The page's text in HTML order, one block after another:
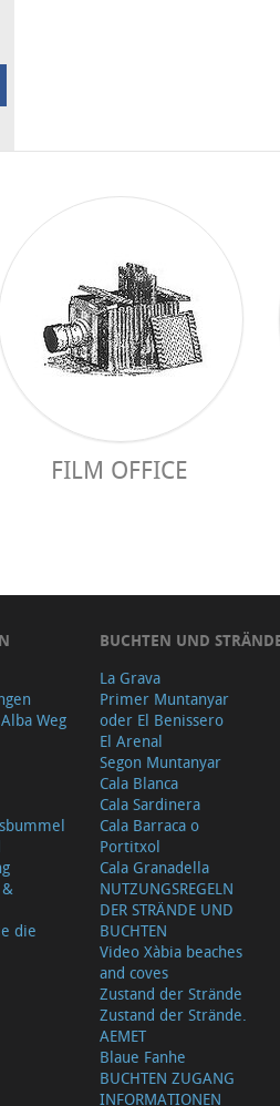
FILM OFFICE
Weg
die
BUCHTEN UND
La Grava
Primer Muntanyar
oder El Benissero
El Arenal
Segon Muntanyar
Cala Blanca
Cala Sardinera
Cala Barraca o
Portitxol
Cala Granadella
NUTZUNGSREGELN
DER STRÄNDE UND
BUCHTEN
Video Xàbia beaches
and coves
Zustand der Strände
Zustand der Strände.
AEMET
Blaue Fanhe
BUCHTEN ZUGANG
INFORMATIONEN